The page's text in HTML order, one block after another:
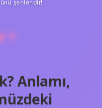
şenlendir!
?
Anlamı,